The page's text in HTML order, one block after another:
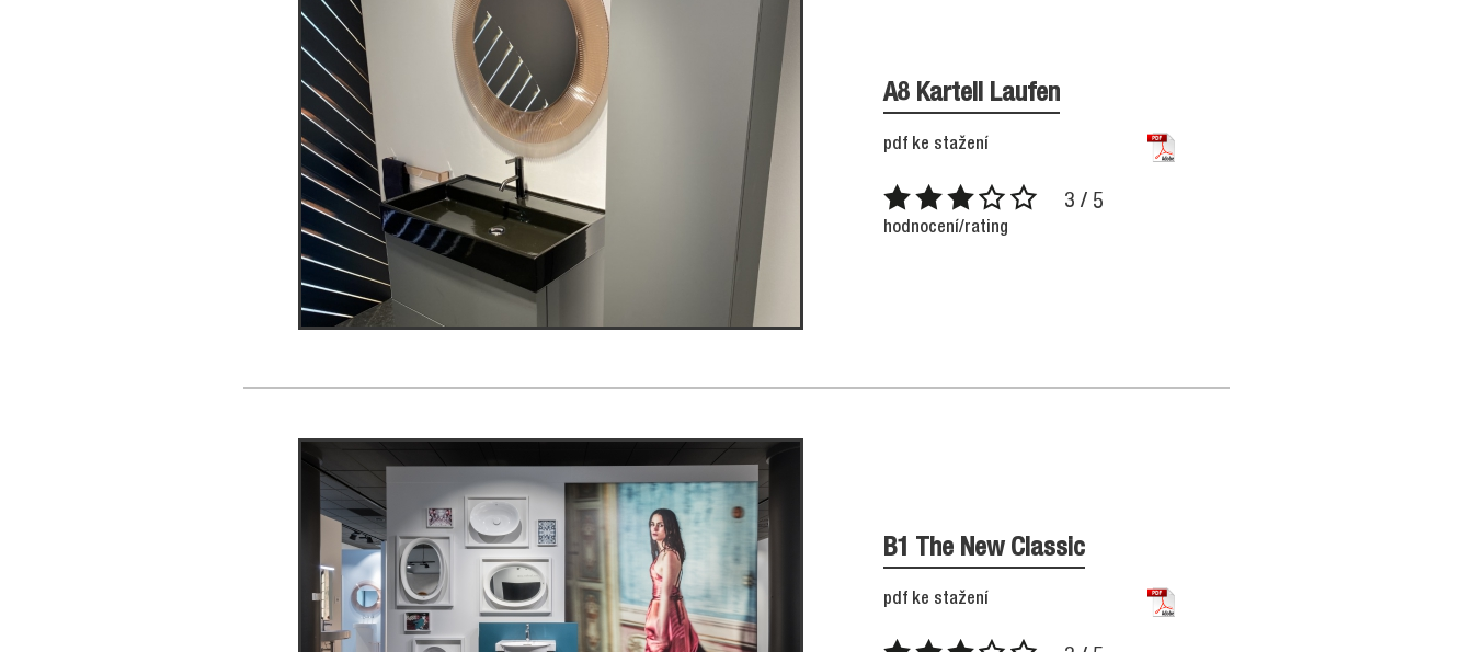
A8 Kartell Laufen
pdf ke stažení
3 / 5
hodnocení/rating
B1 The New Classic
pdf ke stažení